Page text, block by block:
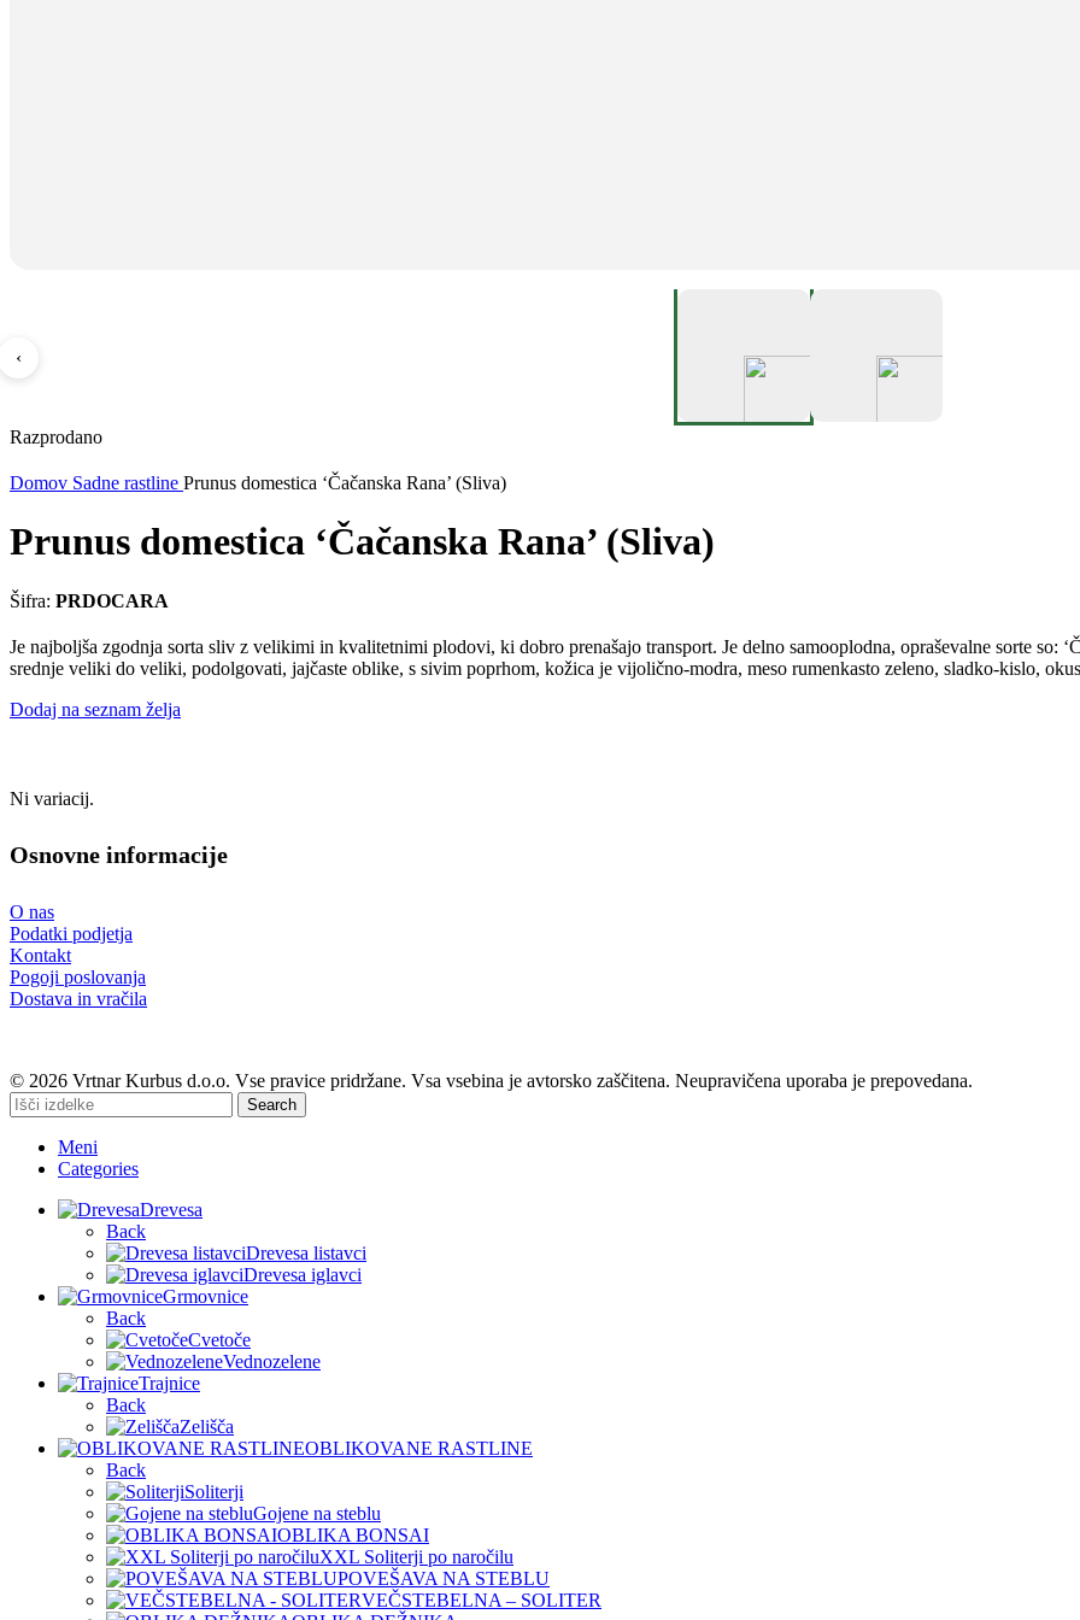
‹
Razprodano
Domov Sadne rastline Prunus domestica ‘Čačanska Rana’ (Sliva)
Prunus domestica ‘Čačanska Rana’ (Sliva)
Šifra: PRDOCARA
Je najboljša zgodnja sorta sliv z velikimi in kvalitetnimi plodovi, ki dobro prenašajo transport. Je delno samooplodna, opraševalne sorte so:
srednje veliki do veliki, podolgovati, jajčaste oblike, s sivim poprhom, kožica je vijolično-modra, meso rumenkasto zeleno, sladko-kislo,
Dodaj na seznam želja
Ni variacij.
Osnovne informacije
O nas
Podatki podjetja
Kontakt
Pogoji poslovanja
Dostava in vračila
© 2026 Vrtnar Kurbus d.o.o. Vse pravice pridržane. Vsa vsebina je avtorsko zaščitena. Neupravičena uporaba je prepovedana.
Search
Meni
Categories
Drevesa
Back
Drevesa listavci
Drevesa iglavci
Grmovnice
Back
Cvetoče
Vednozelene
Trajnice
Back
Zelišča
OBLIKOVANE RASTLINE
Back
Soliterji
Gojene na steblu
OBLIKA BONSAI
XXL Soliterji po naročilu
POVEŠAVA NA STEBLU
VEČSTEBELNA – SOLITER